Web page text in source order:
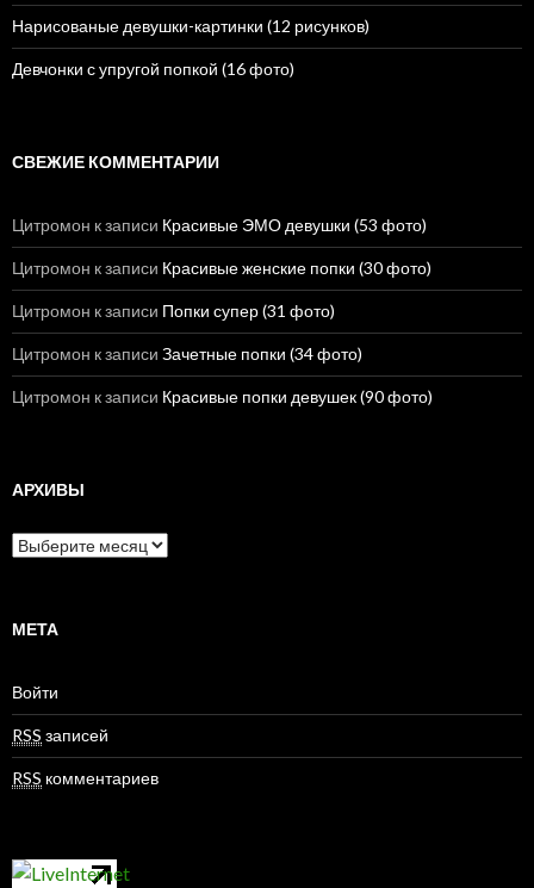
Нарисованые девушки-картинки (12 рисунков)
Девчонки с упругой попкой (16 фото)
СВЕЖИЕ КОММЕНТАРИИ
Цитромон к записи Красивые ЭМО девушки (53 фото)
Цитромон к записи Красивые женские попки (30 фото)
Цитромон к записи Попки супер (31 фото)
Цитромон к записи Зачетные попки (34 фото)
Цитромон к записи Красивые попки девушек (90 фото)
АРХИВЫ
А
р
в
МЕТА
Войти
RSS записей
RSS комментариев